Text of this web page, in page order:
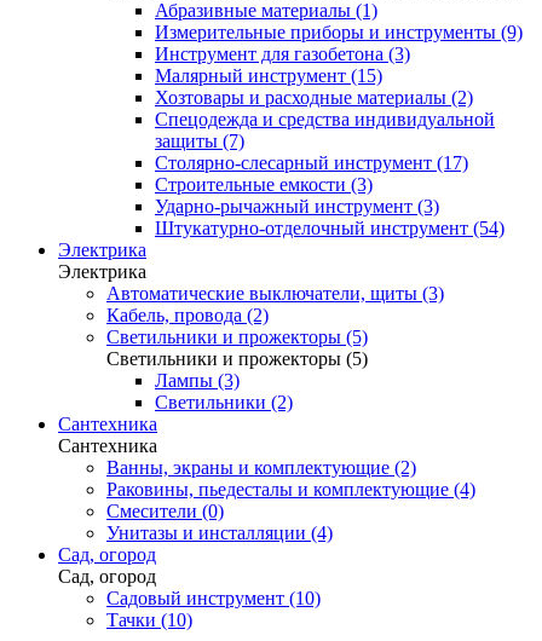
Абразивные материалы (1)
Измерительные приборы и инструменты (9)
Инструмент для газобетона (3)
Малярный инструмент (15)
Хозтовары и расходные материалы (2)
Спецодежда и средства индивидуальной
защиты (7)
Столярно-слесарный инструмент (17)
Строительные емкости (3)
Ударно-рычажный инструмент (3)
Штукатурно-отделочный инструмент (54)
Электрика
Электрика
Автоматические выключатели, щиты (3)
Кабель, провода (2)
Светильники и прожекторы (5)
Светильники и прожекторы (5)
Лампы (3)
Светильники (2)
Сантехника
Сантехника
Ванны, экраны и комплектующие (2)
Раковины, пьедесталы и комплектующие (4)
Смесители (0)
Унитазы и инсталляции (4)
Сад, огород
Сад, огород
Садовый инструмент (10)
Тачки (10)